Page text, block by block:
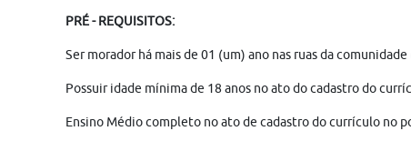
PRÉ - REQUISITOS:
Ser morador há mais de 01 (um) ano nas ruas da
Possuir idade mínima de 18 anos no ato do cadastro do
Ensino Médio completo no ato de cadastro do currículo no